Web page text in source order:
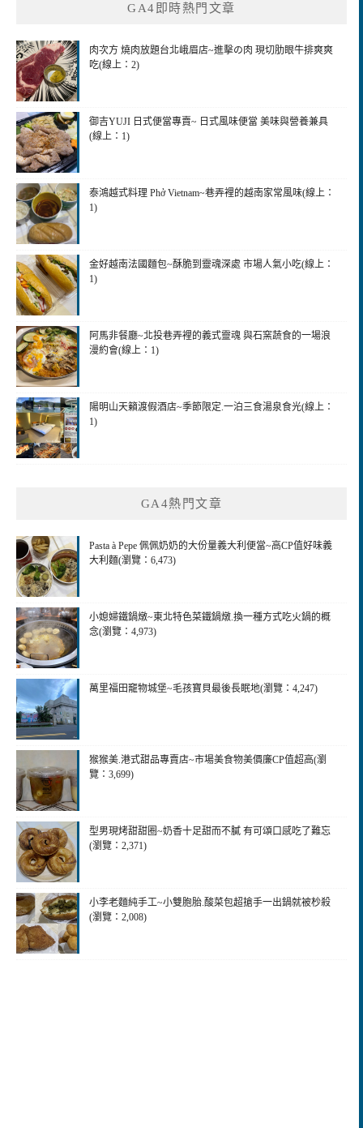
GA4即時熱門文章
肉次方 燒肉放題台北峨眉店~進擊の肉 現切肋眼牛排爽爽
吃(線上：2)
御吉YUJI 日式便當專賣~ 日式風味便當 美味與營養兼具
(線上：1)
泰鴻越式料理 Phở Vietnam~巷弄裡的越南家常風味(線上：
1)
金好越南法國麵包~酥脆到靈魂深處 市場人氣小吃(線上：
1)
阿馬非餐廳~北投巷弄裡的義式靈魂 與石窯蔬食的一場浪
漫約會(線上：1)
陽明山天籟渡假酒店~季節限定.一泊三食湯泉食光(線上：
1)
GA4熱門文章
Pasta à Pepe 佩佩奶奶的大份量義大利便當~高CP值好味義
大利麵(瀏覽：6,473)
小媳婦鐵鍋燉~東北特色菜鐵鍋燉.換一種方式吃火鍋的概
念(瀏覽：4,973)
萬里福田竉物城堡~毛孩寶貝最後長眠地(瀏覽：4,247)
猴猴美.港式甜品專賣店~市場美食物美價廉CP值超高(瀏
覽：3,699)
型男現烤甜甜圈~奶香十足甜而不膩 有可頌口感吃了難忘
(瀏覽：2,371)
小李老麵純手工~小雙胞胎.酸菜包超搶手一出鍋就被杪殺
(瀏覽：2,008)